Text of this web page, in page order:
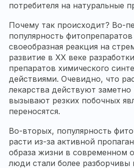
потребителя на натуральные
Почему так происходит? Во-
популярность фитопрепаратов
своеобразная реакция на
развитие в XX веке
препаратов химического
действиями. Очевидно, что
лекарства действуют заметно
вызывают резких побочных
переносятся.
Во-вторых, популярность
расти из-за активной
образа жизни в современном
люди стали более разборчивы